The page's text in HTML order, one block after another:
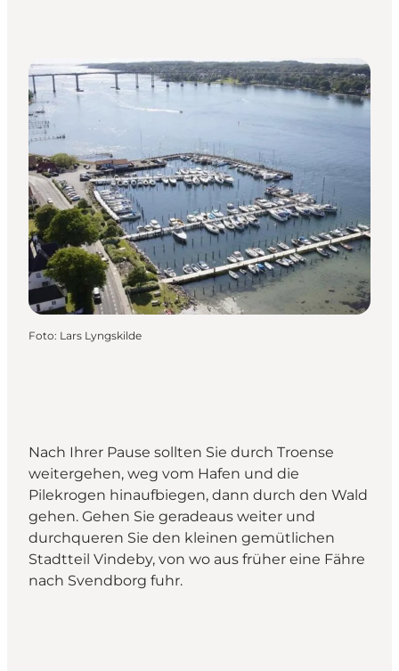
Foto: Lars Lyngskilde
Nach Ihrer Pause sollten Sie durch Troense
weitergehen, weg vom Hafen und die
Pilekrogen hinaufbiegen, dann durch den Wald
gehen. Gehen Sie geradeaus weiter und
durchqueren Sie den kleinen gemütlichen
Stadtteil Vindeby, von wo aus früher eine Fähre
nach Svendborg fuhr.